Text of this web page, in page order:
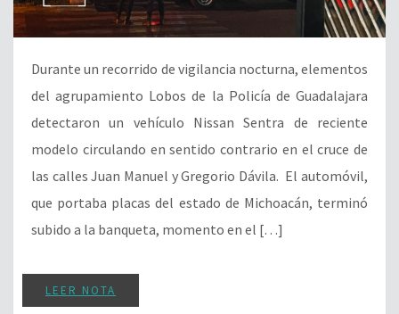
Durante un recorrido de vigilancia nocturna, elementos
del agrupamiento Lobos de la Policía de Guadalajara
detectaron un vehículo Nissan Sentra de reciente
modelo circulando en sentido contrario en el cruce de
las calles Juan Manuel y Gregorio Dávila. El automóvil,
que portaba placas del estado de Michoacán, terminó
subido a la banqueta, momento en el […]
LEER NOTA